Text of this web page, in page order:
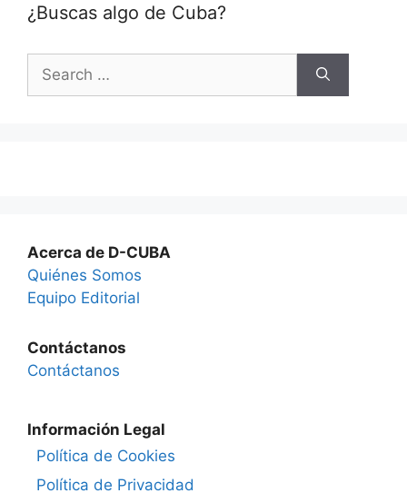
¿Buscas algo de Cuba?
for:
Acerca de D-CUBA
Quiénes Somos
Equipo Editorial
Contáctanos
Contáctanos
Información Legal
Política de Cookies
Política de Privacidad